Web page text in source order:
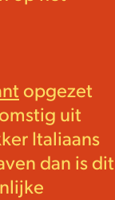
opgezet
uit
Italiaans
dan is dit